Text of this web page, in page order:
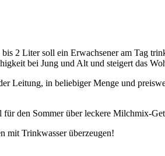
2 Liter soll ein Erwachsener am Tag
bei Jung und Alt und steigert das
Leitung, in beliebiger Menge und
den Sommer über leckere Milchmix-
mit Trinkwasser überzeugen!